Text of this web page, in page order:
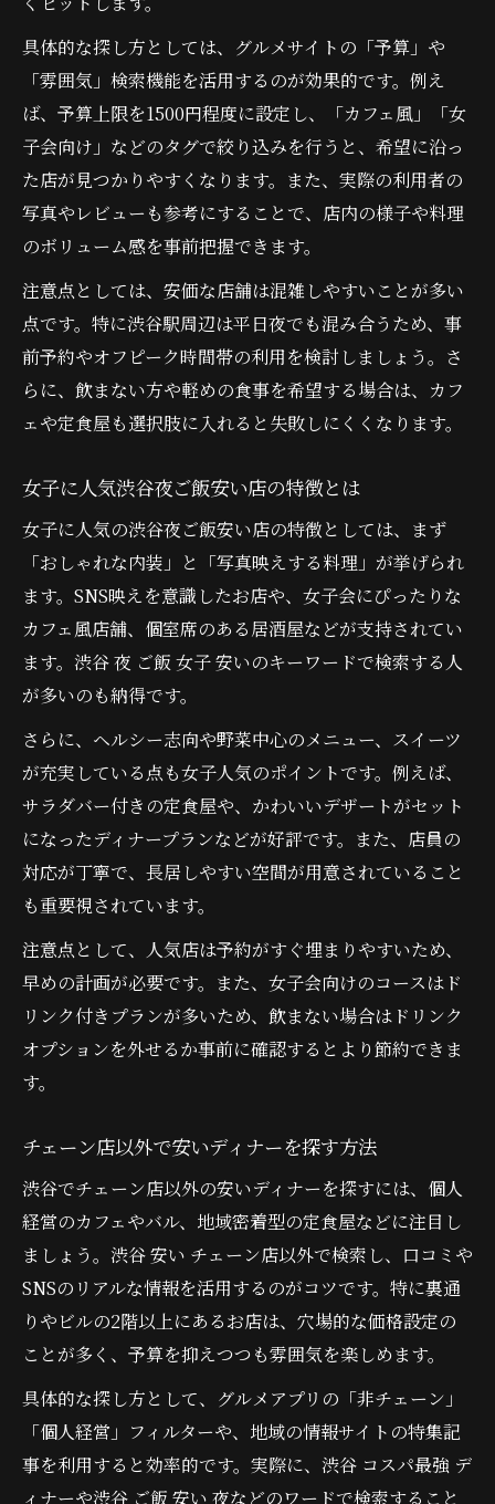
具体的な探し方としては、グルメサイトの「予算」や
「雰囲気」検索機能を活用するのが効果的です。例え
ば、予算上限を1500円程度に設定し、「カフェ風」「女
子会向け」などのタグで絞り込みを行うと、希望に沿っ
た店が見つかりやすくなります。また、実際の利用者の
写真やレビューも参考にすることで、店内の様子や料理
のボリューム感を事前把握できます。
注意点としては、安価な店舗は混雑しやすいことが多い
点です。特に渋谷駅周辺は平日夜でも混み合うため、事
前予約やオフピーク時間帯の利用を検討しましょう。さ
らに、飲まない方や軽めの食事を希望する場合は、カフ
ェや定食屋も選択肢に入れると失敗しにくくなります。
女子に人気渋谷夜ご飯安い店の特徴とは
女子に人気の渋谷夜ご飯安い店の特徴としては、まず
「おしゃれな内装」と「写真映えする料理」が挙げられ
ます。SNS映えを意識したお店や、女子会にぴったりな
カフェ風店舗、個室席のある居酒屋などが支持されてい
ます。渋谷 夜 ご飯 女子 安いのキーワードで検索する人
が多いのも納得です。
さらに、ヘルシー志向や野菜中心のメニュー、スイーツ
が充実している点も女子人気のポイントです。例えば、
サラダバー付きの定食屋や、かわいいデザートがセット
になったディナープランなどが好評です。また、店員の
対応が丁寧で、長居しやすい空間が用意されていること
も重要視されています。
注意点として、人気店は予約がすぐ埋まりやすいため、
早めの計画が必要です。また、女子会向けのコースはド
リンク付きプランが多いため、飲まない場合はドリンク
オプションを外せるか事前に確認するとより節約できま
す。
チェーン店以外で安いディナーを探す方法
渋谷でチェーン店以外の安いディナーを探すには、個人
経営のカフェやバル、地域密着型の定食屋などに注目し
ましょう。渋谷 安い チェーン店以外で検索し、口コミや
SNSのリアルな情報を活用するのがコツです。特に裏通
りやビルの2階以上にあるお店は、穴場的な価格設定の
ことが多く、予算を抑えつつも雰囲気を楽しめます。
具体的な探し方として、グルメアプリの「非チェーン」
「個人経営」フィルターや、地域の情報サイトの特集記
事を利用すると効率的です。実際に、渋谷 コスパ最強 デ
ィナーや渋谷 ご飯 安い 夜などのワードで検索すること